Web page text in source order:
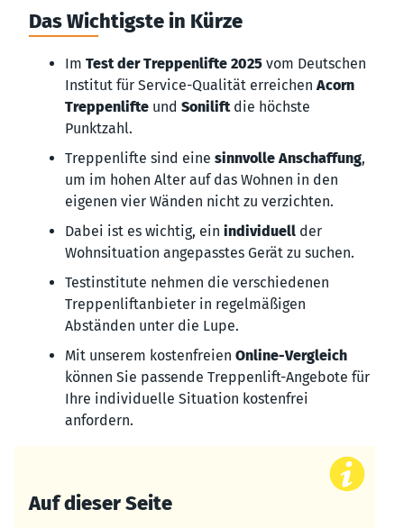
Das Wichtigste in Kürze
Im Test der Treppenlifte 2025 vom Deutschen
Institut für Service-Qualität erreichenAcorn
Treppenlifte und Soniliftdie höchste
Punktzahl.
Treppenlifte sind eine sinnvolle Anschaffung,
um im hohen Alter auf das Wohnen in den
eigenen vier Wänden nicht zu verzichten.
Dabei ist es wichtig, ein individuell der
Wohnsituation angepasstes Gerät zu suchen.
Testinstitute nehmen die verschiedenen
Treppenliftanbieter in regelmäßigen
Abständen unter die Lupe.
Mit unserem kostenfreien Online-Vergleich
können Sie passende Treppenlift-Angebote für
Ihre individuelle Situation kostenfrei
anfordern.
Auf dieser Seite